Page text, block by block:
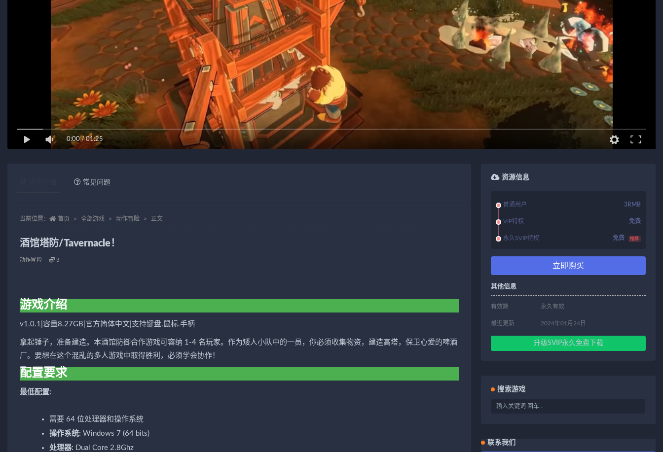
0:00/01:25
常见问题
当前位置： 首页 全部游戏 动作冒险 正文
酒馆塔防/Tavernacle！
动作冒险 3
游戏介绍
v1.0.1|容量8.27GB|官方简体中文|支持键盘.鼠标.手柄
拿起锤子，准备建造。本酒馆防御合作游戏可容纳 1-4 名玩家。作为矮人小队中的一员，你必须收集物资，建造高塔，保卫心爱的啤酒
厂。要想在这个混乱的多人游戏中取得胜利，必须学会协作！
配置要求
最低配置:
需要 64 位处理器和操作系统
操作系统: Windows 7 (64 bits)
处理器: Dual Core 2.8Ghz
资源信息
普通用户 3RMB
VIP特权 免费
永久SVIP特权 免费 推荐
立即购买
其他信息
有效期 永久有效
最近更新 2024年01月24日
升级SVIP永久免费下载
搜索游戏
联系我们